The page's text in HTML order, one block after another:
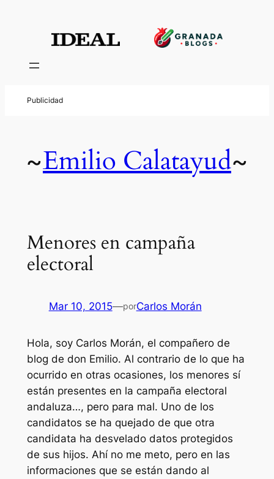
~Emilio Calatayud~
Menores en campaña
electoral
Mar 10, 2015—porCarlos Morán
Hola, soy Carlos Morán, el compañero de
blog de don Emilio. Al contrario de lo que ha
ocurrido en otras ocasiones, los menores sí
están presentes en la campaña electoral
andaluza…, pero para mal. Uno de los
candidatos se ha quejado de que otra
candidata ha desvelado datos protegidos
de sus hijos. Ahí no me meto, pero en las
informaciones que se están dando al